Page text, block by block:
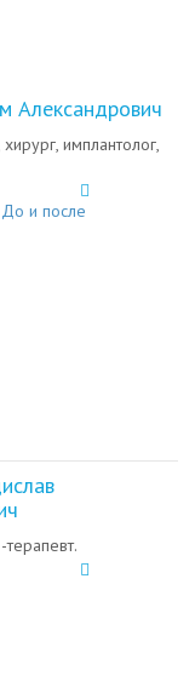
Александрович
имплантолог,
До и после
терапевт.